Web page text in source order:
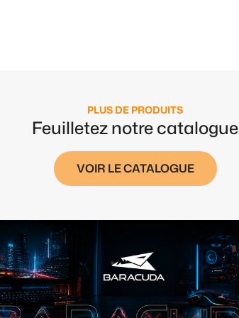
PLUS DE PRODUITS
Feuilletez notre catalogue
VOIR LE CATALOGUE